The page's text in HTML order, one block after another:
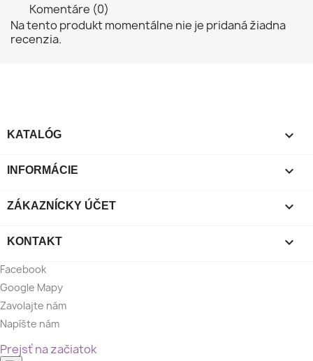
Komentáre (0)
Na tento produkt momentálne nie je pridaná žiadna
recenzia.
KATALÓG 
INFORMÁCIE 
ZÁKAZNÍCKY ÚČET 
KONTAKT 
Facebook
Google Mapy
Zavolajte nám
Napíšte nám
Prejsť na začiatok